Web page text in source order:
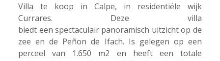
Villa te koop in Calpe, in residentiële wijk
Currares. Deze villa
biedt een spectaculair panoramisch uitzicht op de
zee en de Peñon de Ifach. Is gelegen op een
perceel van 1.650 m2 en heeft een totale